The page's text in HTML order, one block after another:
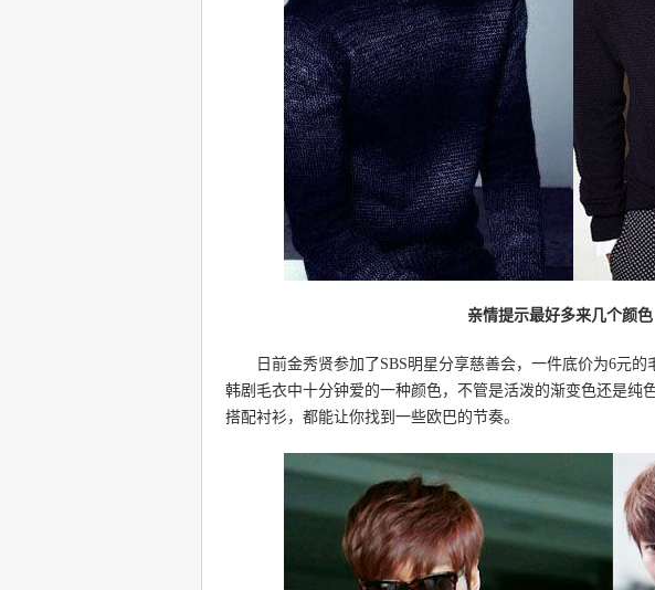
亲情提示最好多来几个颜色
日前金秀贤参加了SBS明星分享慈善会，一件底价为6元的
韩剧毛衣中十分钟爱的一种颜色，不管是活泼的渐变色还是纯
搭配衬衫，都能让你找到一些欧巴的节奏。